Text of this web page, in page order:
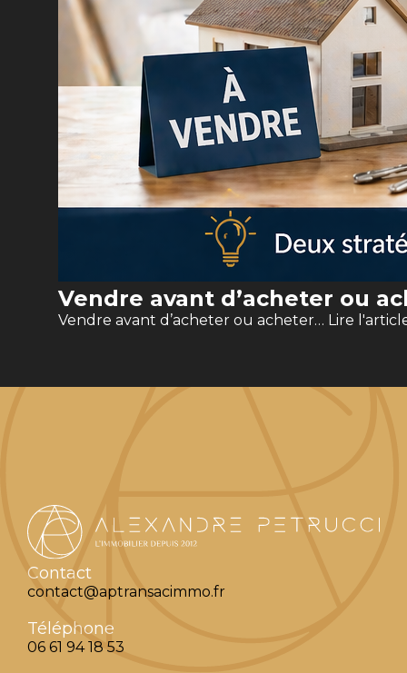
Vendre avant d’acheter ou
Vendre avant d’acheter ou acheter… Lire
Contact
contact@aptransacimmo.fr
Téléphone
06 61 94 18 53